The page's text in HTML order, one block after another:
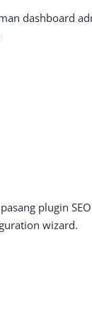
dashboard
plugin
wizard.